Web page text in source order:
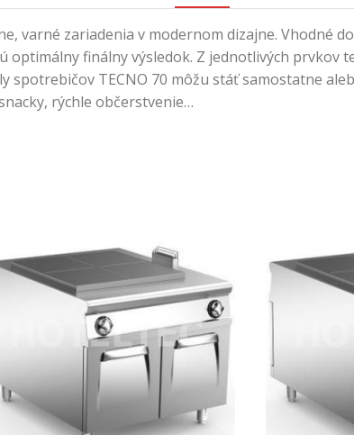
varné zariadenia v modernom dizajne. Vhodné
optimálny finálny výsledok. Z jednotlivých
spotrebičov TECNO 70 môžu stáť samostatne
rýchle občerstvenie…